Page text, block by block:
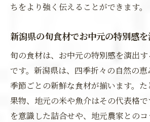
ちをより強く伝えることができます。
新潟県の旬食材でお中元の特別感
旬の食材は、お中元の特別感を演出
です。新潟県は、四季折々の自然の恵
季節ごとの新鮮な食材が揃います。
果物、地元の米や魚介はその代表格
を意識した詰合せや、地元農家との